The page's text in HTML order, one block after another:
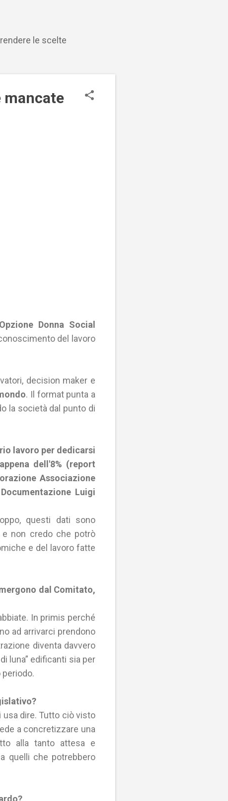
le scelte
mancate
Donna Social
del lavoro
decision maker e
. Il format punta a
la società dal punto di
lavoro per dedicarsi
dell'8% (report
Associazione
Luigi
questi dati sono
e non credo che potrò
e del lavoro fatte
dal Comitato,
In primis perché
ad arrivarci prendono
diventa davvero
luna” edificanti sia per
periodo.
dire. Tutto ciò visto
a concretizzare una
alla tanto attesa e
quelli che potrebbero